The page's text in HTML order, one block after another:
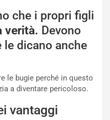
che i propri figli
verità. Devono
le dicano anche
le bugie perché in questo
a diventare pericoloso.
vantaggi